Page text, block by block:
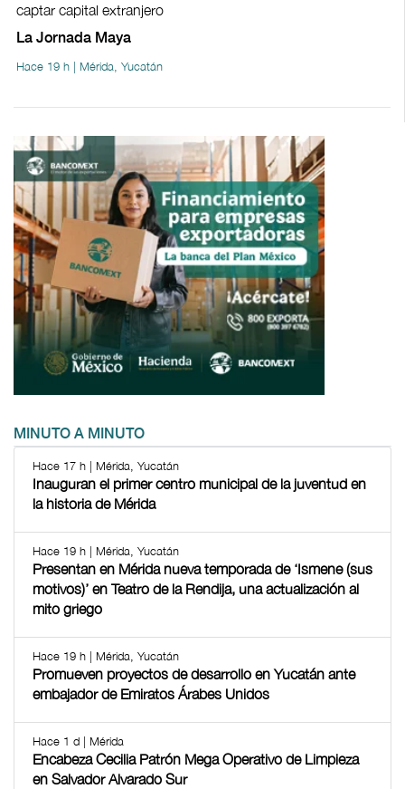
captar capital extranjero
La Jornada Maya
Hace 19 h | Mérida, Yucatán
MINUTO A MINUTO
Hace 17 h | Mérida, Yucatán
Inauguran el primer centro municipal de la juventud en
la historia de Mérida
Hace 19 h | Mérida, Yucatán
Presentan en Mérida nueva temporada de ‘Ismene (sus
motivos)’ en Teatro de la Rendija, una actualización al
mito griego
Hace 19 h | Mérida, Yucatán
Promueven proyectos de desarrollo en Yucatán ante
embajador de Emiratos Árabes Unidos
Hace 1 d | Mérida
Encabeza Cecilia Patrón Mega Operativo de Limpieza
en Salvador Alvarado Sur